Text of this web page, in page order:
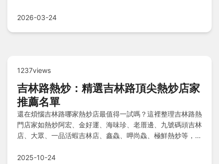
2026-03-24
1237views
吉林路熱炒：精選吉林路頂尖熱炒店家
推薦名單
還在煩惱吉林路哪家熱炒店最值得一試嗎？這裡整理吉林路熱
門店家如熱炒阿宏、金好運、海味珍、老厝邊、九號碼頭吉林
店、大眾、一品活蝦吉林店、鑫鱻、呷尚鱻、極鮮熱炒等，提
台灣熱炒風味與歡樂時光！
2025-10-24